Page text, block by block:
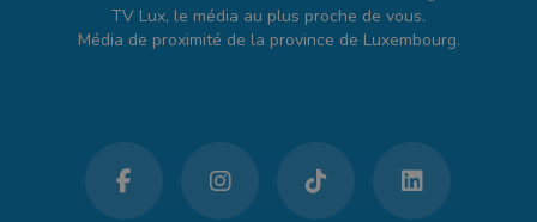
TV Lux, le média au plus proche de vous.
Média de proximité de la province de Luxembourg.